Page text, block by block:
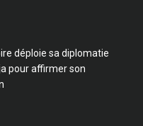
déploie sa diplomatie
pour affirmer son